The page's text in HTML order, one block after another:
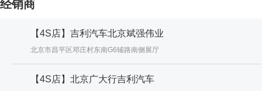
经销商
【4S店】吉利汽车北京斌强伟业
北京市昌平区邓庄村东南G6辅路南侧展厅
【4S店】北京广大行吉利汽车